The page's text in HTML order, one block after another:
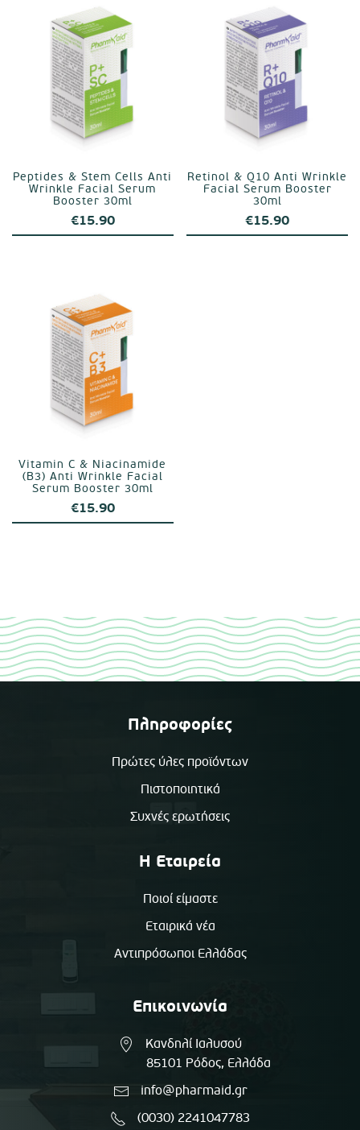
Peptides & Stem Cells Anti
Wrinkle Facial Serum
Booster 30ml
€15.90
Retinol & Q10 Anti Wrinkle
Facial Serum Booster
30ml
€15.90
Vitamin C & Niacinamide
(B3) Anti Wrinkle Facial
Serum Booster 30ml
€15.90
Πληροφορίες
Πρώτες ύλες προϊόντων
Πιστοποιητικά
Συχνές ερωτήσεις
Η Εταιρεία
Ποιοί είμαστε
Εταιρικά νέα
Αντιπρόσωποι Ελλάδας
Επικοινωνία
Κανδηλί Ιαλυσού
85101 Ρόδος, Ελλάδα
info@pharmaid.gr
(0030) 2241047783